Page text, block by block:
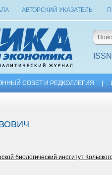
АВТОРСКИЙ УКАЗАТЕЛЬ
СОВЕТ И РЕДКОЛЛЕГИЯ
биологический институт